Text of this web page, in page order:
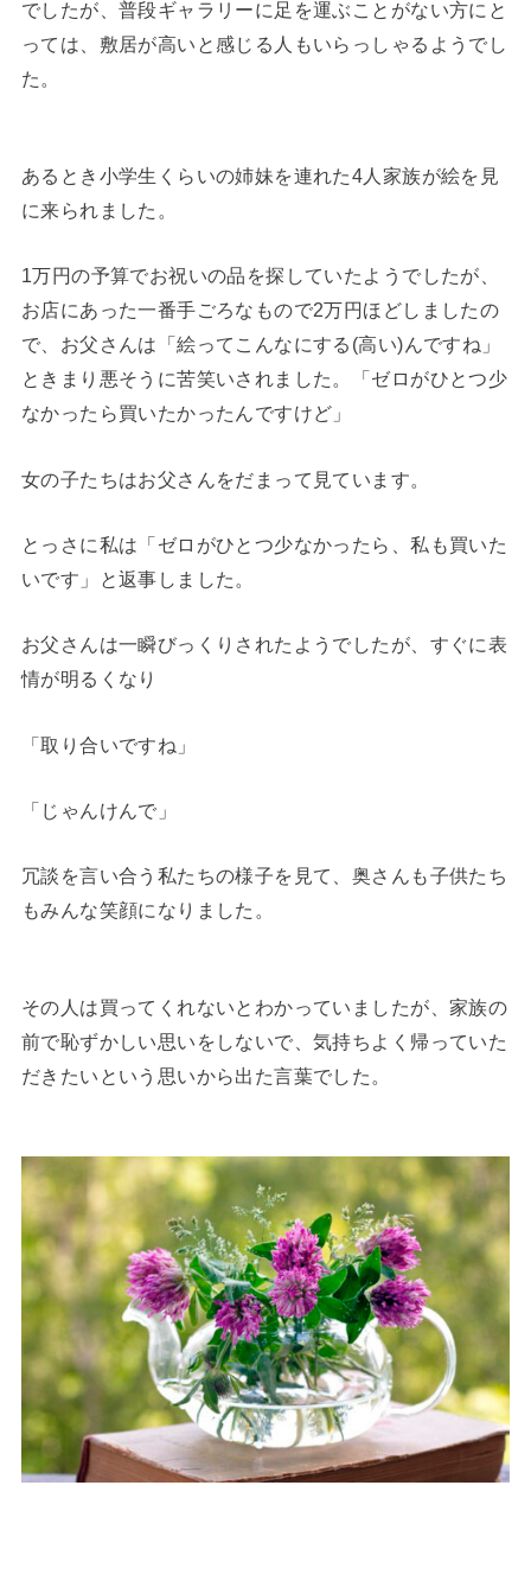
でしたが、普段ギャラリーに足を運ぶことがない方にと
っては、敷居が高いと感じる人もいらっしゃるようでし
た。
あるとき小学生くらいの姉妹を連れた4人家族が絵を見
に来られました。
1万円の予算でお祝いの品を探していたようでしたが、
お店にあった一番手ごろなもので2万円ほどしましたの
で、お父さんは「絵ってこんなにする(高い)んですね」
ときまり悪そうに苦笑いされました。「ゼロがひとつ少
なかったら買いたかったんですけど」
女の子たちはお父さんをだまって見ています。
とっさに私は「ゼロがひとつ少なかったら、私も買いた
いです」と返事しました。
お父さんは一瞬びっくりされたようでしたが、すぐに表
情が明るくなり
「取り合いですね」
「じゃんけんで」
冗談を言い合う私たちの様子を見て、奥さんも子供たち
もみんな笑顔になりました。
その人は買ってくれないとわかっていましたが、家族の
前で恥ずかしい思いをしないで、気持ちよく帰っていた
だきたいという思いから出た言葉でした。